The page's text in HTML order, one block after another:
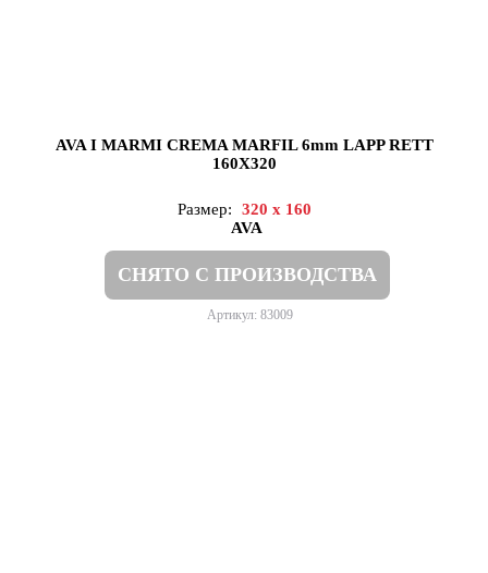
AVA I MARMI CREMA MARFIL 6mm LAPP RETT
160X320
Размер:
320 x 160
AVA
СНЯТО С ПРОИЗВОДСТВА
Артикул: 83009